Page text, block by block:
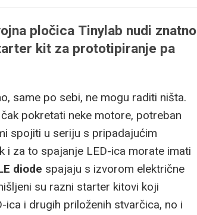
pločica Tinylab nudi znatno
kit za prototipiranje pa
same po sebi, ne mogu raditi ništa.
pokretati neke motore, potreban
spojiti u seriju s pripadajućim
i za to spajanje LED-ica morate imati
diode spajaju s izvorom električne
su razni starter kitovi koji
i drugih priloženih stvarčica, no i